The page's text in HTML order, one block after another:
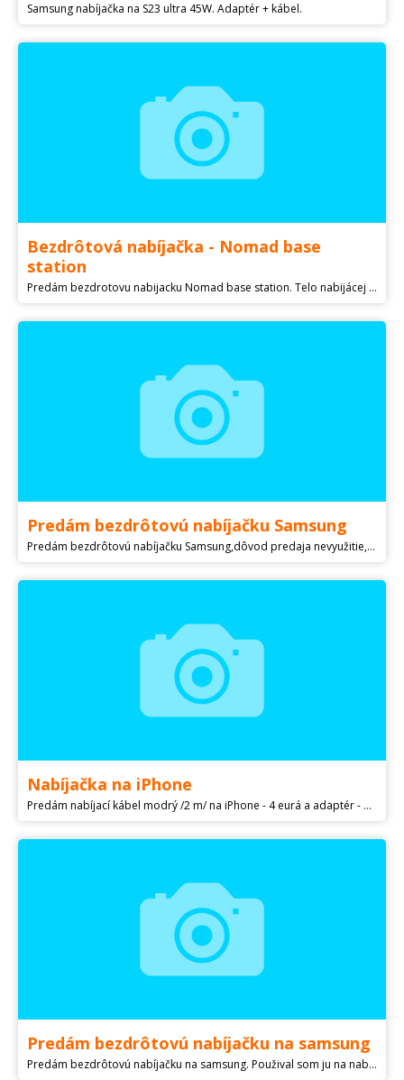
Samsung nabíjačka na S23 ultra 45W. Adaptér + kábel.
Bezdrôtová nabíjačka - Nomad base
station
Predám bezdrotovu nabijacku Nomad base station. Telo nabijácej stanice je hlinikové s koženou plochou pre uloženie zariadenií. Podporuje nabíjanie až troch zariadení súčasne. Plne funkčná, nepoškodená vo veľmi zachovalom stave.
Predám bezdrôtovú nabíjačku Samsung
Predám bezdrôtovú nabíjačku Samsung,dôvod predaja nevyužitie,detail vid foto...
Nabíjačka na iPhone
Predám nabíjací kábel modrý /2 m/ na iPhone - 4 eurá a adaptér - 10 eur, komplet 12 eur.
Predám bezdrôtovú nabíjačku na samsung
Predám bezdrôtovú nabíjačku na samsung. Použival som ju na nabíjanie telefónu asi pol roka. Možnosť poslať dobierkou. V cene je už aj dobierka.